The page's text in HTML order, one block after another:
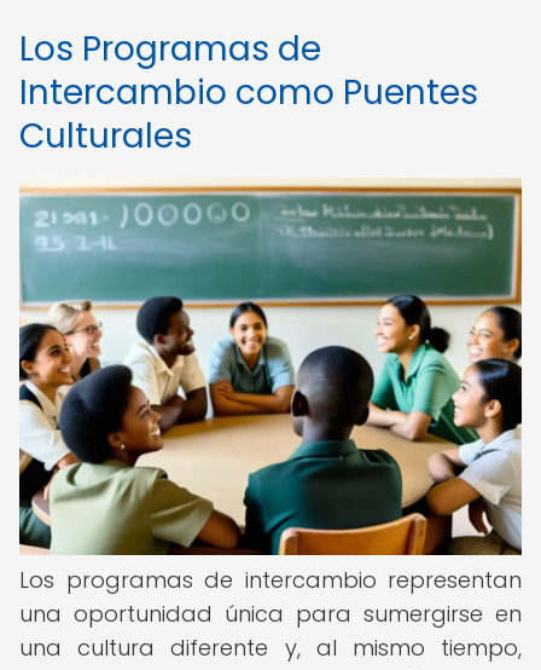
Los Programas de
Intercambio como Puentes
Culturales
Los programas de intercambio representan
una oportunidad única para sumergirse en
una cultura diferente y, al mismo tiempo,